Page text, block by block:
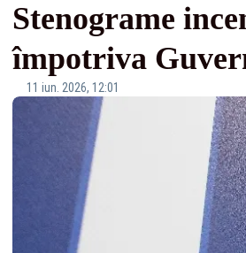
Stenograme
împotriva
11 iun. 2026, 12:01